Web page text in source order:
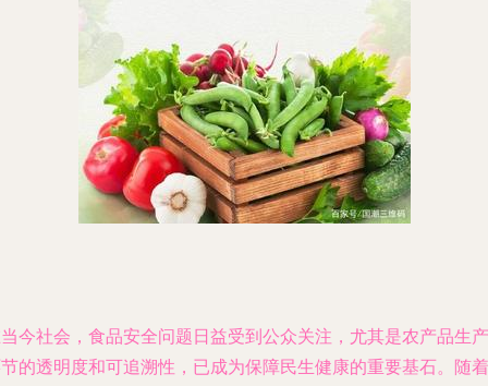
今社会，食品安全问题日益受到公众关注，尤其是农产品生产
的透明度和可追溯性，已成为保障民生健康的重要基石。随着